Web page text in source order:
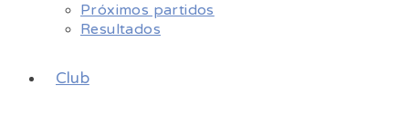
Próximos partidos
Resultados
Club